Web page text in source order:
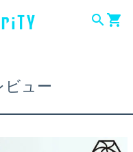
searchshopping_cart
ビュー